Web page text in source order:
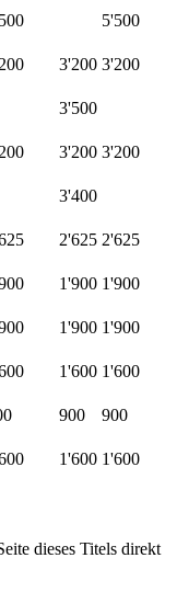
5'500
3'200 3'200
3'500
3'200 3'200
3'400
2'625 2'625
1'900 1'900
1'900 1'900
1'600 1'600
900
900
1'600 1'600
dieses Titels direkt